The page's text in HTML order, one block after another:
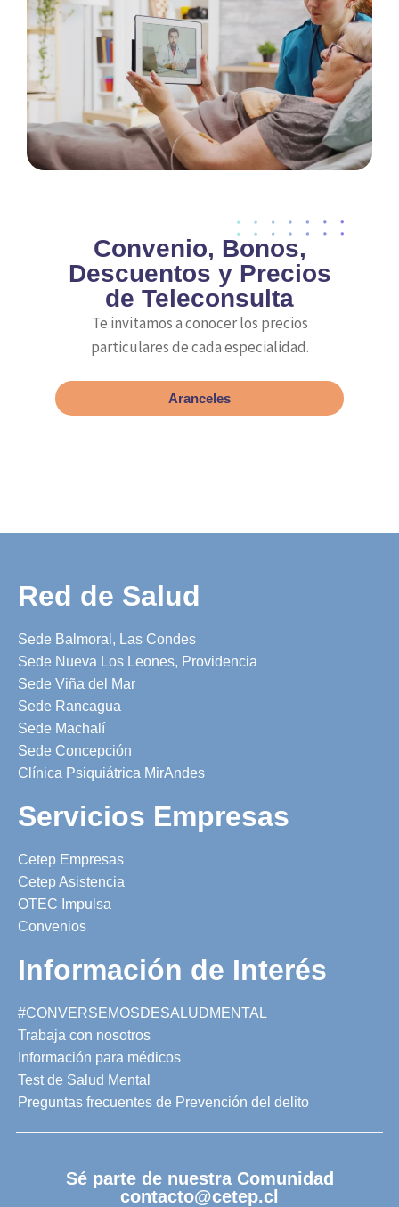
Convenio, Bonos,
Descuentos y Precios
de Teleconsulta
Te invitamos a conocer los precios
particulares de cada especialidad.
Aranceles
Red de Salud
Sede Balmoral, Las Condes
Sede Nueva Los Leones, Providencia
Sede Viña del Mar
Sede Rancagua
Sede Machalí
Sede Concepción
Clínica Psiquiátrica MirAndes
Servicios Empresas
Cetep Empresas
Cetep Asistencia
OTEC Impulsa
Convenios
Información de Interés
#CONVERSEMOSDESALUDMENTAL
Trabaja con nosotros
Información para médicos
Test de Salud Mental
Preguntas frecuentes de Prevención del delito
Sé parte de nuestra Comunidad
contacto@cetep.cl